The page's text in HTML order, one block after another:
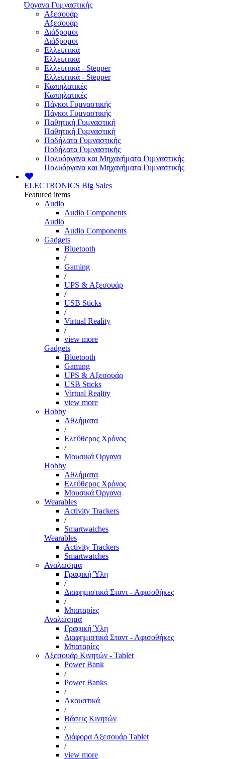
Όργανα Γυμναστικής
Αξεσουάρ
Αξεσουάρ
Διάδρομοι
Διάδρομοι
Ελλειπτικά
Ελλειπτικά
Ελλειπτικά - Stepper
Ελλειπτικά - Stepper
Κωπηλατικές
Κωπηλατικές
Πάγκοι Γυμναστικής
Πάγκοι Γυμναστικής
Παθητική Γυμναστική
Παθητική Γυμναστική
Ποδήλατα Γυμναστικής
Ποδήλατα Γυμναστικής
Πολυόργανα και Μηχανήματα Γυμναστικής
Πολυόργανα και Μηχανήματα Γυμναστικής
ELECTRONICS Big Sales
Featured items
Audio
Audio Components
Audio
Audio Components
Gadgets
Bluetooth
/
Gaming
/
UPS & Αξεσουάρ
/
USB Sticks
/
Virtual Reality
/
view more
Gadgets
Bluetooth
Gaming
UPS & Αξεσουάρ
USB Sticks
Virtual Reality
view more
Hobby
Αθλήματα
/
Ελεύθερος Χρόνος
/
Μουσικά Όργανα
Hobby
Αθλήματα
Ελεύθερος Χρόνος
Μουσικά Όργανα
Wearables
Activity Trackers
/
Smartwatches
Wearables
Activity Trackers
Smartwatches
Αναλώσιμα
Γραφική Ύλη
/
Διαφημιστικά Σταντ - Αφισοθήκες
/
Μπαταρίες
Αναλώσιμα
Γραφική Ύλη
Διαφημιστικά Σταντ - Αφισοθήκες
Μπαταρίες
Αξεσουάρ Κινητών - Tablet
Power Bank
/
Power Banks
/
Ακουστικά
/
Βάσεις Κινητών
/
Διάφορα Αξεσουάρ Tablet
/
view more